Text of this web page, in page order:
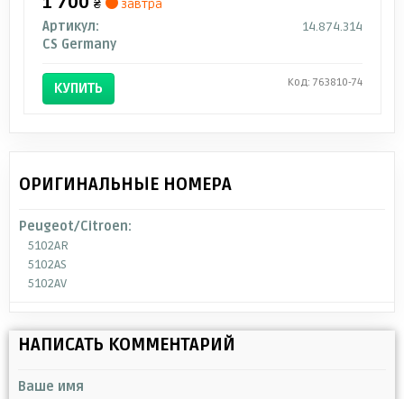
₴
завтра
Артикул:
14.874.314
CS Germany
КУПИТЬ Код: 763810-74
ОРИГИНАЛЬНЫЕ НОМЕРА
Peugeot/Citroen:
5102AR
5102AS
5102AV
НАПИСАТЬ КОММЕНТАРИЙ
Ваше имя